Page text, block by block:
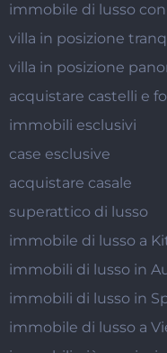
immobile di lusso
villa in posizione
villa in posizione
acquistare castelli e
immobili esclusivi
case esclusive
acquistare casale
superattico di lusso
immobile di lusso a
immobili di lusso in
immobili di lusso in
immobile di lusso a